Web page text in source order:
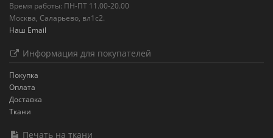
Время работы: ПН-ПТ 11.00-20.00
Москва, Саларьево, вл1с2.
Наш Email
Информация для покупателей
Покупка
Оплата
Доставка
Ткани
Печать на ткани